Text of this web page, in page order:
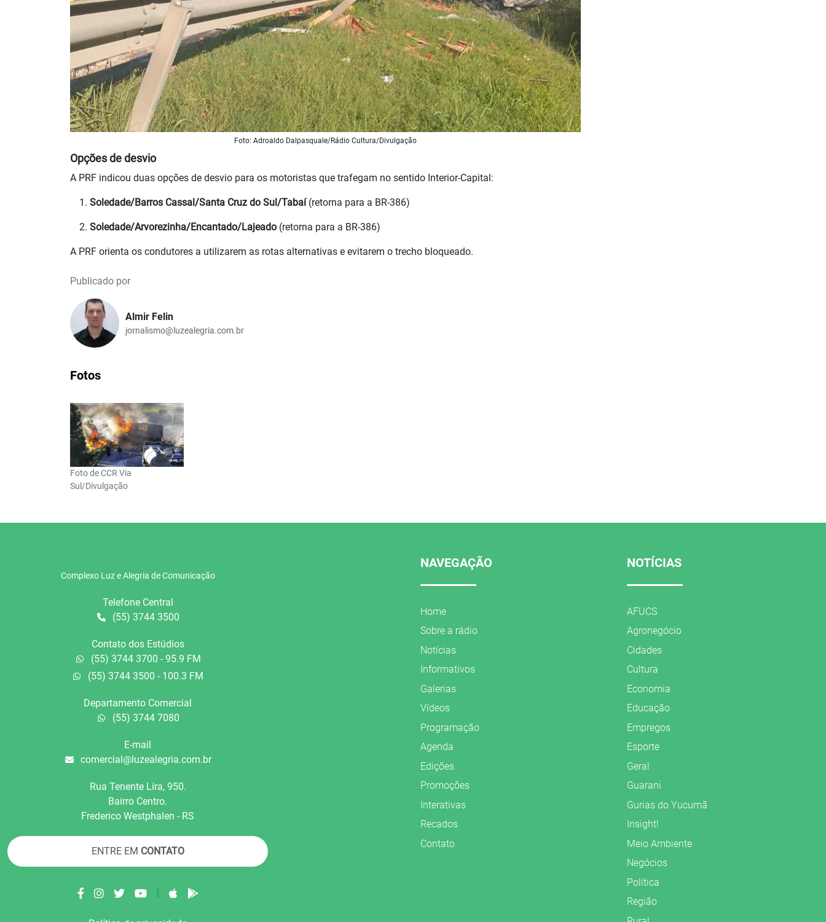
Foto: Adroaldo Dalpasquale/Rádio Cultura/Divulgação
Opções de desvio
A PRF indicou duas opções de desvio para os motoristas que trafegam no sentido Interior-Capital:
Soledade/Barros Cassal/Santa Cruz do Sul/Tabaí(retorna para a BR-386)
Soledade/Arvorezinha/Encantado/Lajeado (retorna para a BR-386)
A PRF orienta os condutores a utilizarem as rotas alternativas e evitarem o trecho bloqueado.
Publicado por
Almir Felin
jornalismo@luzealegria.com.br
Fotos
Foto de CCR Via
Sul/Divulgação
Complexo Luz e Alegria de Comunicação
Telefone Central
(55) 3744 3500
Contato dos Estúdios
(55) 3744 3700 - 95.9 FM
(55) 3744 3500 - 100.3 FM
Departamento Comercial
(55) 3744 7080
E-mail
comercial@luzealegria.com.br
Rua Tenente Líra, 950.
Bairro Centro.
Frederico Westphalen - RS
ENTRE EM CONTATO
|
NAVEGAÇÃO
Home
Sobre a rádio
Notícias
Informativos
Galerias
Vídeos
Programação
Agenda
Edições
Promoções
Interativas
Recados
Contato
NOTÍCIAS
AFUCS
Agronegócio
Cidades
Cultura
Economia
Educação
Empregos
Esporte
Geral
Guarani
Gurias do Yucumã
Insight!
Meio Ambiente
Negócios
Política
Região